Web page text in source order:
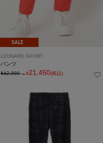
SALE
LEONARD SPORT
パンツ
¥42,900→¥21,450(税込)